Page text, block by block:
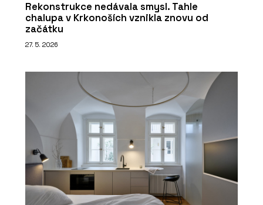
Rekonstrukce nedávala smysl. Tahle
chalupa v Krkonoších vznikla znovu od
začátku
27. 5. 2026